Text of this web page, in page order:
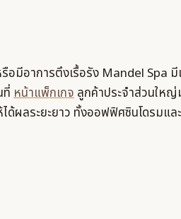
มีอาการตึงเรื้อรัง Mandel Spa
ที่หน้าแพ็กเกจลูกค้าประจำส่วนใหญ่
ด้ผลระยะยาว ทั้งออฟฟิศซินโดรมแ